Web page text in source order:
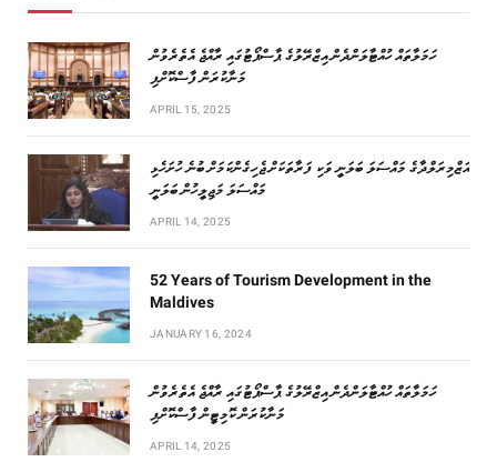
ހަމަލާތައް ހުއްޓާލަންދެން އިޒްރޭލުގެ ޕާސްޕޯޓުގައި ރާއްޖެ އެތެރެވުން
މަނާކުރަން ފާސްކޮށްފި
APRIL 15, 2025
އަޒްމިރަލްދާގެ މައްސަލަ ބަލަނީ ވަކި ފަރާތަކަށް ޖެހިގެންކަމަށް ބުނެ ހުށަހެޅި
މައްސަލަ މަޖިލީހުން ބަލަނީ
APRIL 14, 2025
52 Years of Tourism Development in the
Maldives
JANUARY 16, 2024
ހަމަލާތައް ހުއްޓާލަންދެން އިޒްރޭލުގެ ޕާސްޕޯޓުގައި ރާއްޖެ އެތެރެވުން
މަނާކުރަން ކޮމިޓީން ފާސްކޮށްފި
APRIL 14, 2025